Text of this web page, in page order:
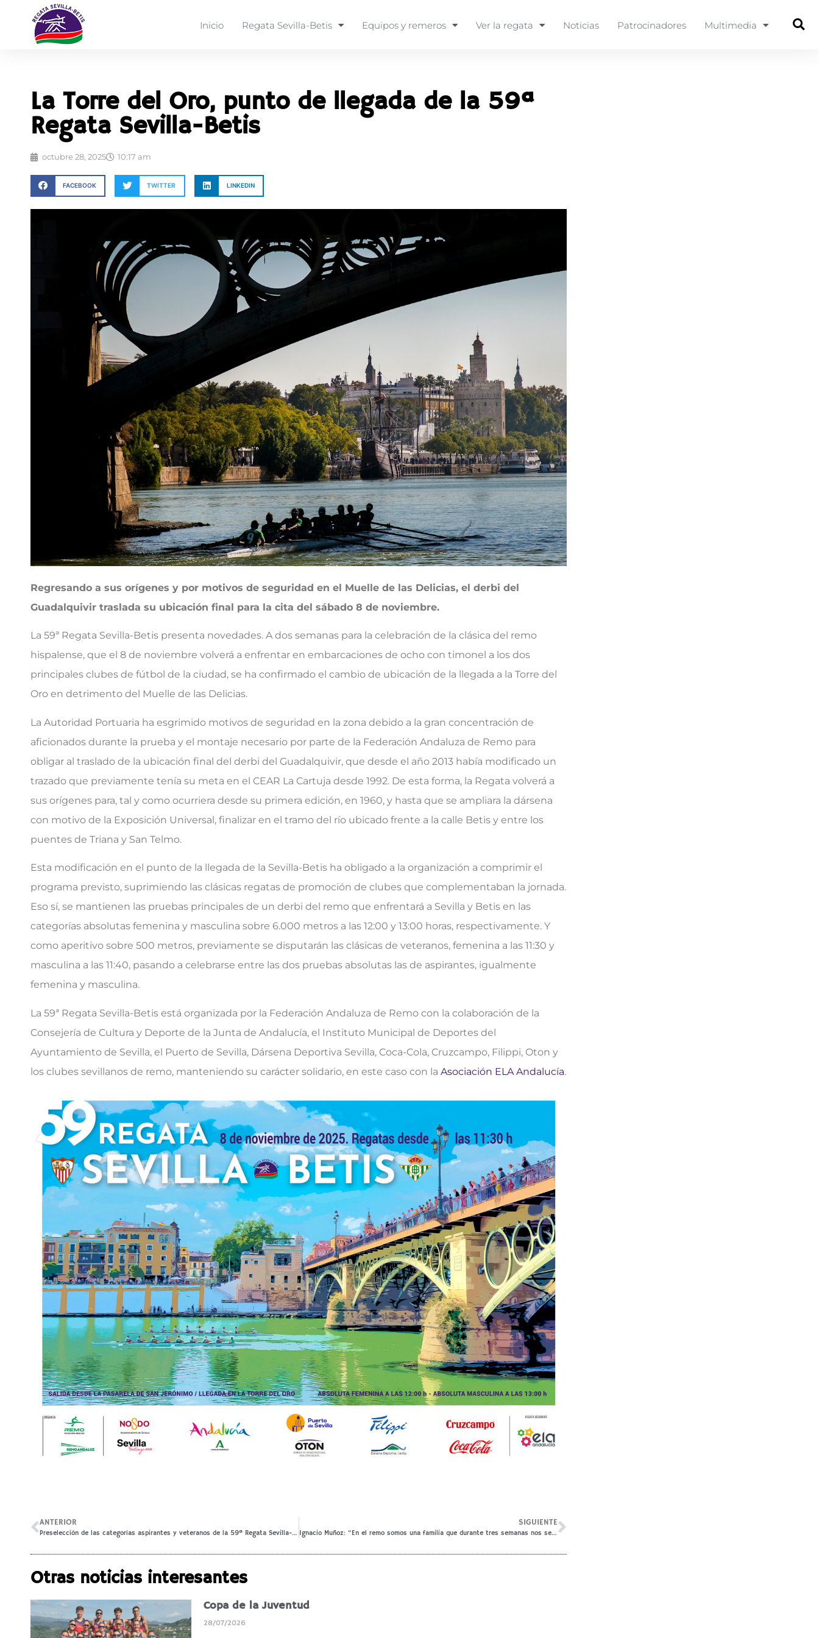
Inicio Regata Sevilla-Betis Equipos y remeros Ver la regata Noticias Patrocinadores Multimedia
La Torre del Oro, punto de llegada de la 59ª
Regata Sevilla-Betis
octubre 28, 2025 10:17 am
FACEBOOK TWITTER LINKEDIN
Regresando a sus orígenes y por motivos de seguridad en el Muelle de las Delicias, el derbi del
Guadalquivir traslada su ubicación final para la cita del sábado 8 de noviembre.
La 59ª Regata Sevilla-Betis presenta novedades. A dos semanas para la celebración de la clásica del remo
hispalense, que el 8 de noviembre volverá a enfrentar en embarcaciones de ocho con timonel a los dos
principales clubes de fútbol de la ciudad, se ha confirmado el cambio de ubicación de la llegada a la Torre del
Oro en detrimento del Muelle de las Delicias.
La Autoridad Portuaria ha esgrimido motivos de seguridad en la zona debido a la gran concentración de
aficionados durante la prueba y el montaje necesario por parte de la Federación Andaluza de Remo para
obligar al traslado de la ubicación final del derbi del Guadalquivir, que desde el año 2013 había modificado un
trazado que previamente tenía su meta en el CEAR La Cartuja desde 1992. De esta forma, la Regata volverá a
sus orígenes para, tal y como ocurriera desde su primera edición, en 1960, y hasta que se ampliara la dársena
con motivo de la Exposición Universal, finalizar en el tramo del río ubicado frente a la calle Betis y entre los
puentes de Triana y San Telmo.
Esta modificación en el punto de la llegada de la Sevilla-Betis ha obligado a la organización a comprimir el
programa previsto, suprimiendo las clásicas regatas de promoción de clubes que complementaban la jornada.
Eso sí, se mantienen las pruebas principales de un derbi del remo que enfrentará a Sevilla y Betis en las
categorías absolutas femenina y masculina sobre 6.000 metros a las 12:00 y 13:00 horas, respectivamente. Y
como aperitivo sobre 500 metros, previamente se disputarán las clásicas de veteranos, femenina a las 11:30 y
masculina a las 11:40, pasando a celebrarse entre las dos pruebas absolutas las de aspirantes, igualmente
femenina y masculina.
La 59ª Regata Sevilla-Betis está organizada por la Federación Andaluza de Remo con la colaboración de la
Consejería de Cultura y Deporte de la Junta de Andalucía, el Instituto Municipal de Deportes del
Ayuntamiento de Sevilla, el Puerto de Sevilla, Dársena Deportiva Sevilla, Coca-Cola, Cruzcampo, Filippi, Oton y
los clubes sevillanos de remo, manteniendo su carácter solidario, en este caso con la Asociación ELA Andalucía.
ANTERIOR
Preselección de las categorías aspirantes y veteranos de la 59ª Regata Sevilla-Betis
SIGUIENTE
Ignacio Muñoz: “En el remo somos una familia que durante tres semanas nos separamos por la Sevilla-Betis”
Otras noticias interesantes
Copa de la Juventud
28/07/2026